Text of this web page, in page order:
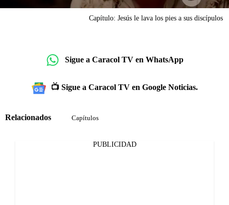
Capítulo: Jesús le lava los pies a sus discípulos
Sigue a Caracol TV en WhatsApp
📺 Sigue a Caracol TV en Google Noticias.
Relacionados Capítulos
PUBLICIDAD